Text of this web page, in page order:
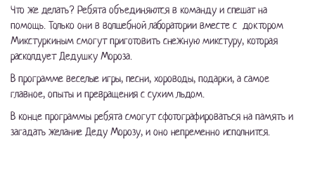
Что же делать? Ребята объединяются в команду и спешат на
помощь. Только они в волшебной лаборатории вместе с доктором
Микстуркиным смогут приготовить снежную микстуру, которая
расколдует Дедушку Мороза.
В программе веселые игры, песни, хороводы, подарки, а самое
главное, опыты и превращения с сухим льдом.
В конце программы ребята смогут сфотографироваться на память и
загадать желание Деду Морозу, и оно непременно исполнится.